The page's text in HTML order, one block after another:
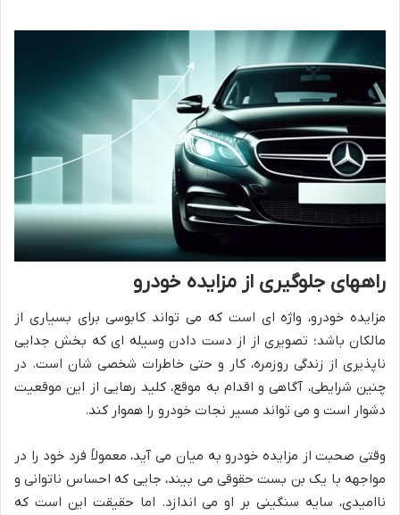
راههای جلوگیری از مزایده خودرو
مزایده خودرو، واژه ای است که می تواند کابوسی برای بسیاری از
مالکان باشد؛ تصویری از از دست دادن وسیله ای که بخش جدایی
ناپذیری از زندگی روزمره، کار و حتی خاطرات شخصی شان است. در
چنین شرایطی، آگاهی و اقدام به موقع، کلید رهایی از این موقعیت
دشوار است و می تواند مسیر نجات خودرو را هموار کند.
وقتی صحبت از مزایده خودرو به میان می آید، معمولاً فرد خود را در
مواجهه با یک بن بست حقوقی می بیند، جایی که احساس ناتوانی و
ناامیدی، سایه سنگینی بر او می اندازد. اما حقیقت این است که